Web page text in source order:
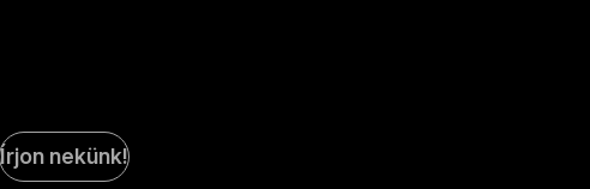
Social
Media
Írjon nekünk!